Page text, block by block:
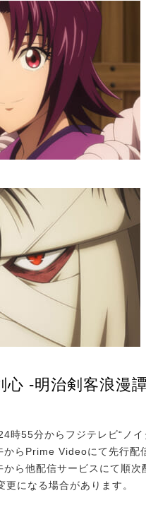
-明治剣客浪漫
時55分からフジテレビ“ノ
からPrime Videoにて先行配
ら他配信サービスにて順次
になる場合があります。